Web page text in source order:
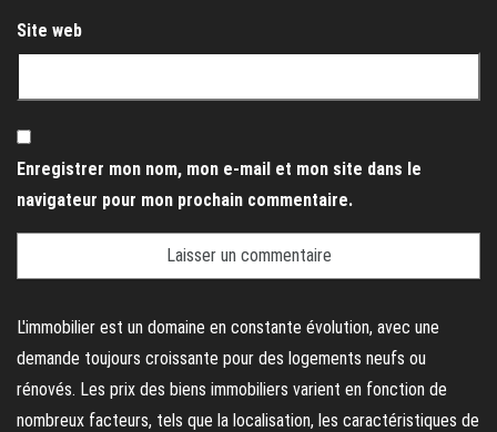
Site web
Enregistrer mon nom, mon e-mail et mon site dans le
navigateur pour mon prochain commentaire.
L'immobilier est un domaine en constante évolution, avec une
demande toujours croissante pour des logements neufs ou
rénovés. Les prix des biens immobiliers varient en fonction de
nombreux facteurs, tels que la localisation, les caractéristiques de